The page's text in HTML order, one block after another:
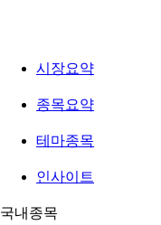
시장요약
종목요약
테마종목
인사이트
국내종목